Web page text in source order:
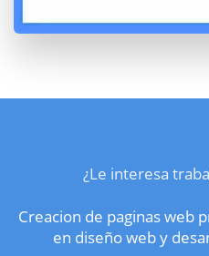
¿Le interesa
Creacion de paginas web
en diseño web y